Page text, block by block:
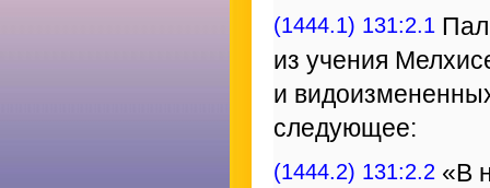
(1444.1) 131:2.1
из учения
и
следующее:
(1444.2) 131:2.2 «В